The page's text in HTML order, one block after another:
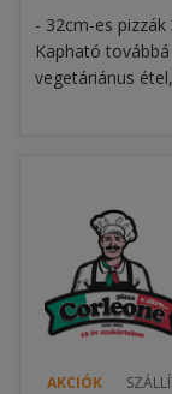
- 32cm-es pizzák
Kapható
vegetáriánus
AKCIÓK